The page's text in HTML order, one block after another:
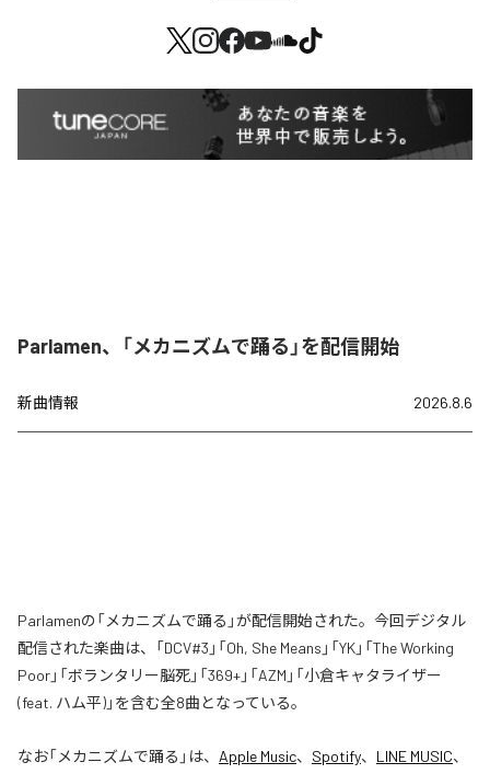
Parlamen、「メカニズムで踊る」を配信開始
新曲情報 2026.8.6
Parlamenの「メカニズムで踊る」が配信開始された。今回デジタル
配信された楽曲は、「DCV#3」「Oh, She Means」「YK」「The Working
Poor」「ボランタリー脳死」「369+」「AZM」「小倉キャタライザー
(feat. ハム平)」を含む全8曲となっている。
なお「メカニズムで踊る 」は、 Apple Music、 Spotify、 LINE MUSIC、